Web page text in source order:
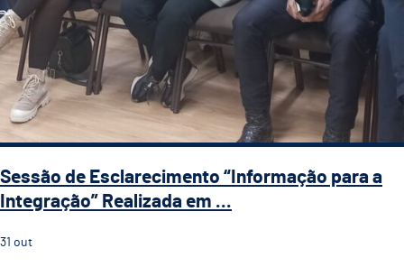
Sessão de Esclarecimento “Informação para a
Integração” Realizada em ...
31 out